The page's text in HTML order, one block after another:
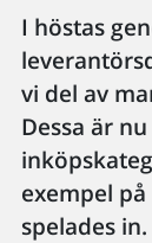
I höstas
vi del av
Dessa är
exempel
spelades in.